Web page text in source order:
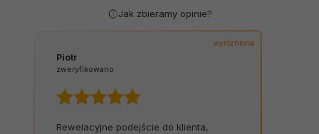
Jak zbieramy opinie?
wyróżniona
Piotr
zweryfikowano
Rewelacyjne podejście do klienta,